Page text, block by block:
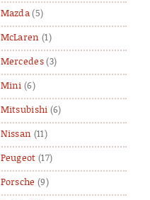
Mazda (5)
McLaren (1)
Mercedes(3)
Mini (6)
Mitsubishi (6)
Nissan (11)
Peugeot (17)
Porsche (9)